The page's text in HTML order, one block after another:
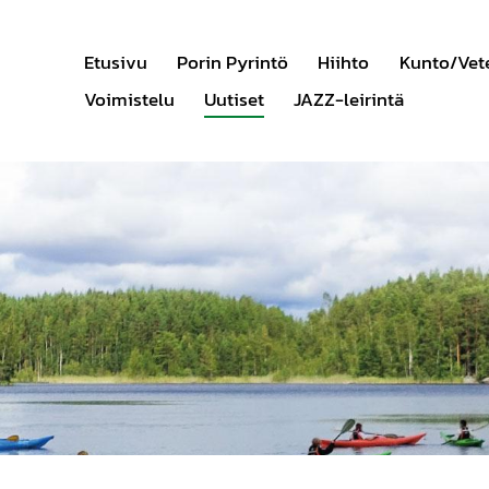
Etusivu Porin Pyrintö Hiihto
Kunto/
Voimistelu
Uutiset JAZZ-leirintä